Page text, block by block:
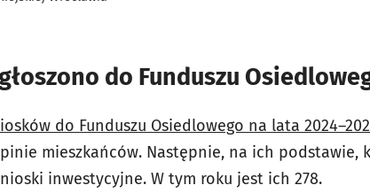
do Funduszu
do Funduszu Osiedlowego na lata
mieszkańców. Następnie, na ich podstawie,
inwestycyjne. W tym roku jest ich 278.